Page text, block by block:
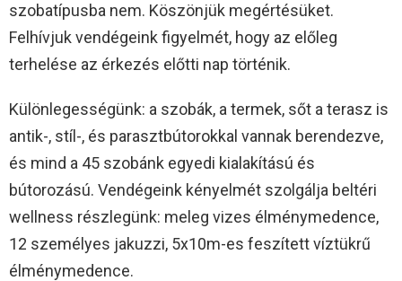
szobatípusba nem. Köszönjük megértésüket.
Felhívjuk vendégeink figyelmét, hogy az előleg
terhelése az érkezés előtti nap történik.
Különlegességünk: a szobák, a termek, sőt a terasz is
antik-, stíl-, és parasztbútorokkal vannak berendezve,
és mind a 45 szobánk egyedi kialakítású és
bútorozású. Vendégeink kényelmét szolgálja beltéri
wellness részlegünk: meleg vizes élménymedence,
12 személyes jakuzzi, 5x10m-es feszített víztükrű
élménymedence.